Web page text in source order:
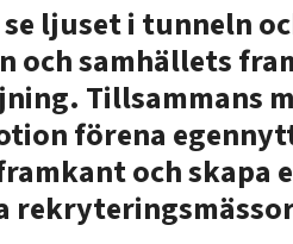
ljuset i tunneln
och samhällets
Tillsammans
förena
och skapa